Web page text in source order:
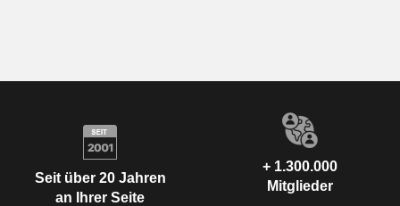
Seit über 20 Jahren
an Ihrer Seite
+ 1.300.000
Mitglieder